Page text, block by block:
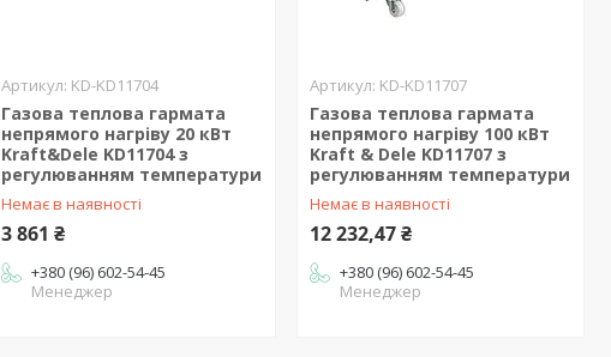
KD-KD11704
Газова теплова гармата
непрямого нагріву 20 кВт
Kraft&Dele KD11704 з
регулюванням температури
Немає в наявності
3 861 ₴
+380 (96) 602-54-45
Менеджер
KD-KD11707
Газова теплова гармата
непрямого нагріву 100 кВт
Kraft & Dele KD11707 з
регулюванням температури
Немає в наявності
12 232,47 ₴
+380 (96) 602-54-45
Менеджер